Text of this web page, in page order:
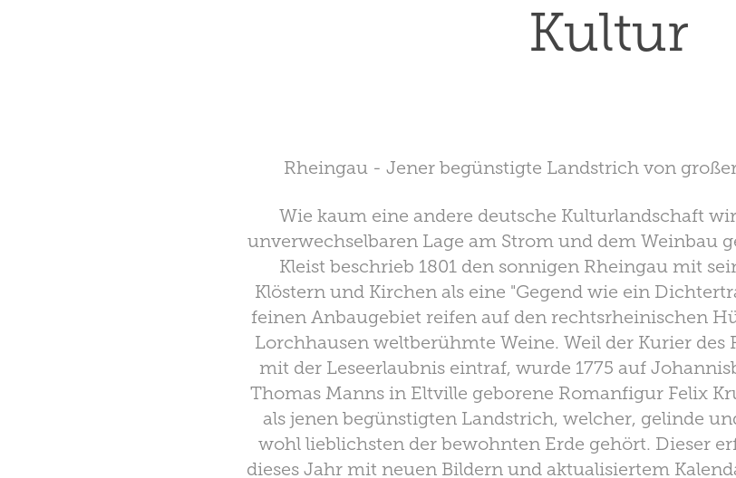
Kultur
Rheingau - Jener begünstigte Landstrich von
Wie kaum eine andere deutsche Kulturlandschaft
unverwechselbaren Lage am Strom und dem Weinbau
Kleist beschrieb 1801 den sonnigen Rheingau mit
Klöstern und Kirchen als eine "Gegend wie ein
feinen Anbaugebiet reifen auf den rechtsrheinischen
Lorchhausen weltberühmte Weine. Weil der Kurier des
mit der Leseerlaubnis eintraf, wurde 1775 auf
Thomas Manns in Eltville geborene Romanfigur Felix
als jenen begünstigten Landstrich, welcher, gelinde
wohl lieblichsten der bewohnten Erde gehört. Dieser
dieses Jahr mit neuen Bildern und aktualisiertem